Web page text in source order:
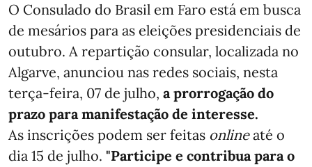
O Consulado do Brasil em Faro está em busca
de mesários para as eleições presidenciais de
outubro. A repartição consular, localizada no
Algarve, anunciou nas redes sociais, nesta
terça-feira, 07 de julho, a prorrogação do
prazo para manifestação de interesse.
As inscrições podem ser feitas onlineaté o
dia 15 de julho. "Participe e contribua para o